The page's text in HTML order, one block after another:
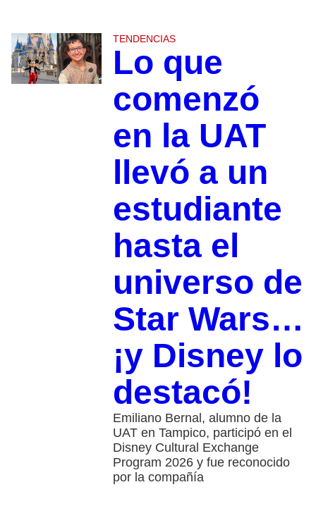
TENDENCIAS
Lo que
comenzó
en la UAT
llevó a un
estudiante
hasta el
universo de
Star Wars…
¡y Disney lo
destacó!
Emiliano Bernal, alumno de la
UAT en Tampico, participó en el
Disney Cultural Exchange
Program 2026 y fue reconocido
por la compañía